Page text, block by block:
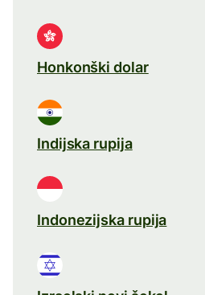
Honkonški dolar
Indijska rupija
Indonezijska rupija